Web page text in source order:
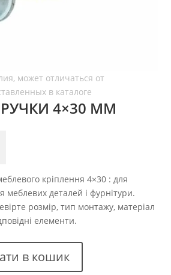
4×30 ММ
кріплення 4×30 : для
меблевих деталей і фурнітури.
розмір, тип монтажу, матеріал
елементи.
в кошик